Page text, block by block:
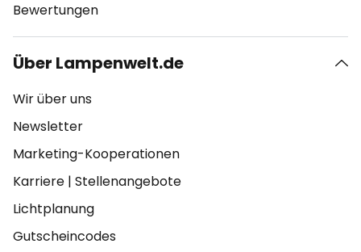
Bewertungen
Über Lampenwelt.de
Wir über uns
Newsletter
Marketing-Kooperationen
Karriere | Stellenangebote
Lichtplanung
Gutscheincodes